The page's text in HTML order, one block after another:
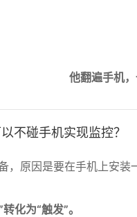
他翻遍手机
不碰手机实现监控？
，原因是要在手机上安装
化为“触发”。